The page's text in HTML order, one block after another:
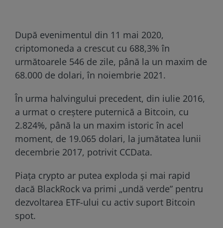
După evenimentul din 11 mai 2020,
criptomoneda a crescut cu 688,3% în
următoarele 546 de zile, până la un maxim de
68.000 de dolari, în noiembrie 2021.
În urma halvingului precedent, din iulie 2016,
a urmat o creştere puternică a Bitcoin, cu
2.824%, până la un maxim istoric în acel
moment, de 19.065 dolari, la jumătatea lunii
decembrie 2017, potrivit CCData.
Piața crypto ar putea exploda și mai rapid
dacă BlackRock va primi „undă verde” pentru
dezvoltarea ETF-ului cu activ suport Bitcoin
spot.